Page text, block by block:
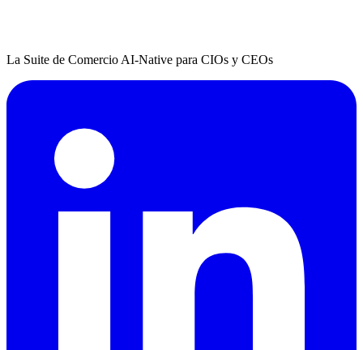
La Suite de Comercio AI-Native para CIOs y CEOs